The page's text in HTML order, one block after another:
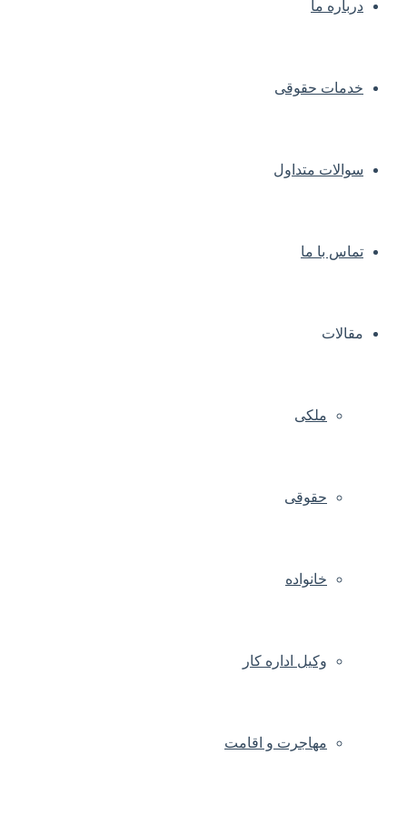
درباره ما
خدمات حقوقی
سوالات متداول
تماس با ما
مقالات
ملکی
حقوقی
خانواده
وکیل اداره کار
مهاجرت و اقامت